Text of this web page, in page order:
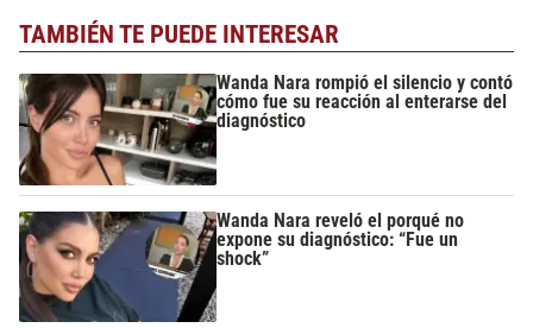
TAMBIÉN TE PUEDE INTERESAR
Wanda Nara rompió el silencio y contó
cómo fue su reacción al enterarse del
diagnóstico
Wanda Nara reveló el porqué no
expone su diagnóstico: “Fue un
shock”